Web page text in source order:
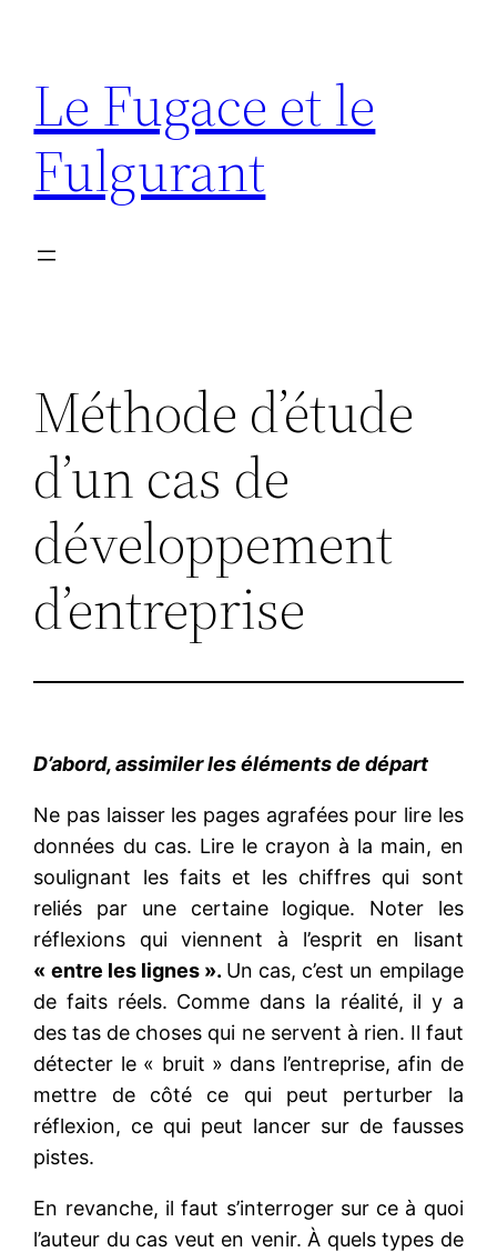
contenu
Le Fugace et le
Fulgurant
Méthode d’étude
d’un cas de
développement
d’entreprise
D’abord, assimiler les éléments de départ
Ne pas laisser les pages agrafées pour lire les
données du cas. Lire le crayon à la main, en
soulignant les faits et les chiffres qui sont
reliés par une certaine logique. Noter les
réflexions qui viennent à l’esprit en lisant
« entre les lignes ». Un cas, c’est un empilage
de faits réels. Comme dans la réalité, il y a
des tas de choses qui ne servent à rien. Il faut
détecter le « bruit » dans l’entreprise, afin de
mettre de côté ce qui peut perturber la
réflexion, ce qui peut lancer sur de fausses
pistes.
En revanche, il faut s’interroger sur ce à quoi
l’auteur du cas veut en venir. À quels types de